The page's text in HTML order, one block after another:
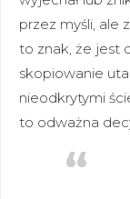
przez myśli, ale
to znak, że jest
skopiowanie
nieodkrytymi
to odważna